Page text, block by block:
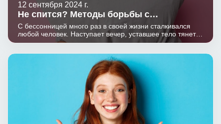
12 сентября 2024 г.
Не спится? Методы борьбы с
бессонницей
С бессонницей много раз в своей жизни сталкивался
любой человек. Наступает вечер, уставшее тело тянется
к кровати, рука выключает свет, а сна ни в одном глазу.
думает человек - и делает только хуже. Что делать, если
напала бессонница? Для этого нужно сначала немного
разобраться, в чем причины этого явления, а после уже
придет понимание, как сделать свой сон качественным
и, если можно так выразиться, продуктивным.